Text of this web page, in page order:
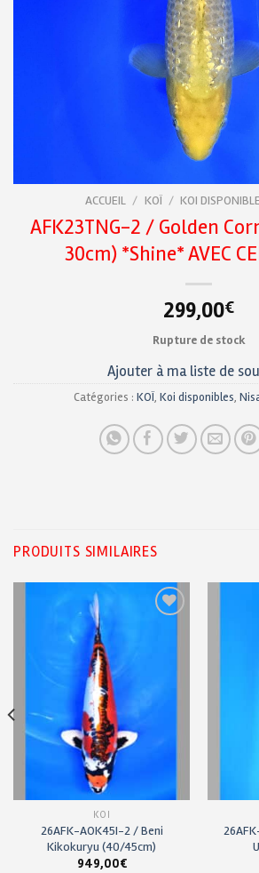
ACCUEIL / KOÏ / KOI
AFK23TNG-2 / Golden
30cm) *Shine* AVEC
299,00€
Rupture de stock
Ajouter à ma liste de
Catégories : KOÏ, Koi disponibles,
PRODUITS SIMILAIRES
KOÏ
26AFK-AOK45I-2 / Beni
Kikokuryu (40/45cm)
949,00€